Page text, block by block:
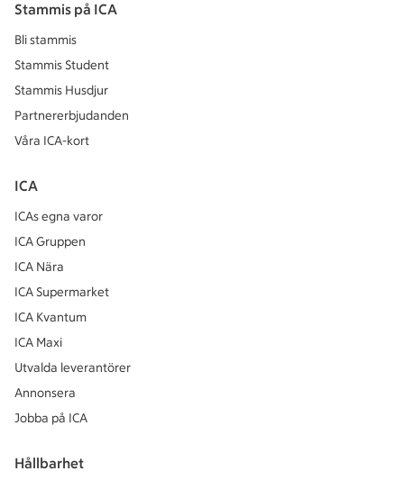
Stammis på ICA
Bli stammis
Stammis Student
Stammis Husdjur
Partnererbjudanden
Våra ICA-kort
ICA
ICAs egna varor
ICA Gruppen
ICA Nära
ICA Supermarket
ICA Kvantum
ICA Maxi
Utvalda leverantörer
Annonsera
Jobba på ICA
Hållbarhet